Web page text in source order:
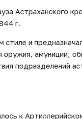
Астраханского
г.
стиле и
оружия, амуниции,
подразделений
к